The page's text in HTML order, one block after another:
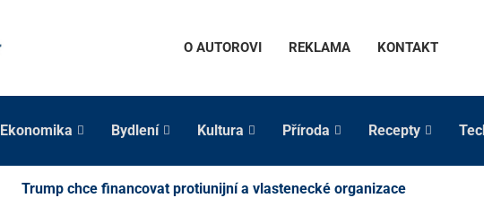
O AUTOROVI REKLAMA KONTAKT
Ekonomika Bydlení Kultura Příroda Recepty
Trump chce financovat protiunijní a vlastenecké organizace